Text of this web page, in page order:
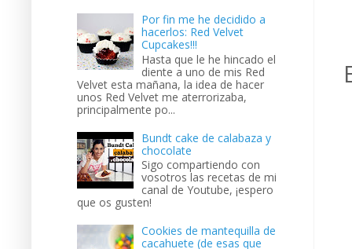
Por fin me he decidido a
hacerlos: Red Velvet
Cupcakes!!!
Hasta que le he hincado el
diente a uno de mis Red
Velvet esta mañana, la idea de hacer
unos Red Velvet me aterrorizaba,
principalmente po...
Bundt cake de calabaza y
chocolate
Sigo compartiendo con
vosotros las recetas de mi
canal de Youtube, ¡espero
que os gusten!
Cookies de mantequilla de
cacahuete (de esas que